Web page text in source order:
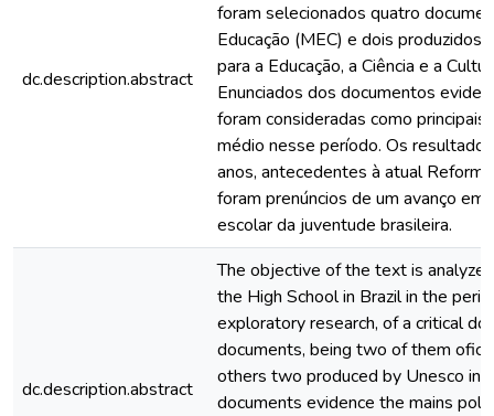
dc.description.abstract
foram selecionados quatro
Educação (MEC) e dois produzidos
para a Educação, a Ciência e a
Enunciados dos documentos
foram consideradas como
médio nesse período. Os
anos, antecedentes à atual
foram prenúncios de um avanço
escolar da juventude brasileira.
dc.description.abstract
The objective of the text is
the High School in Brazil in the
exploratory research, of a critical
documents, being two of them
others two produced by Unesco in
documents evidence the mains